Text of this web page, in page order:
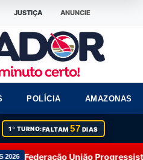
JUSTIÇA ANUNCIE
POLÍCIA AMAZONAS
1º TURNO:FALTAM57 DIAS
União Progressista